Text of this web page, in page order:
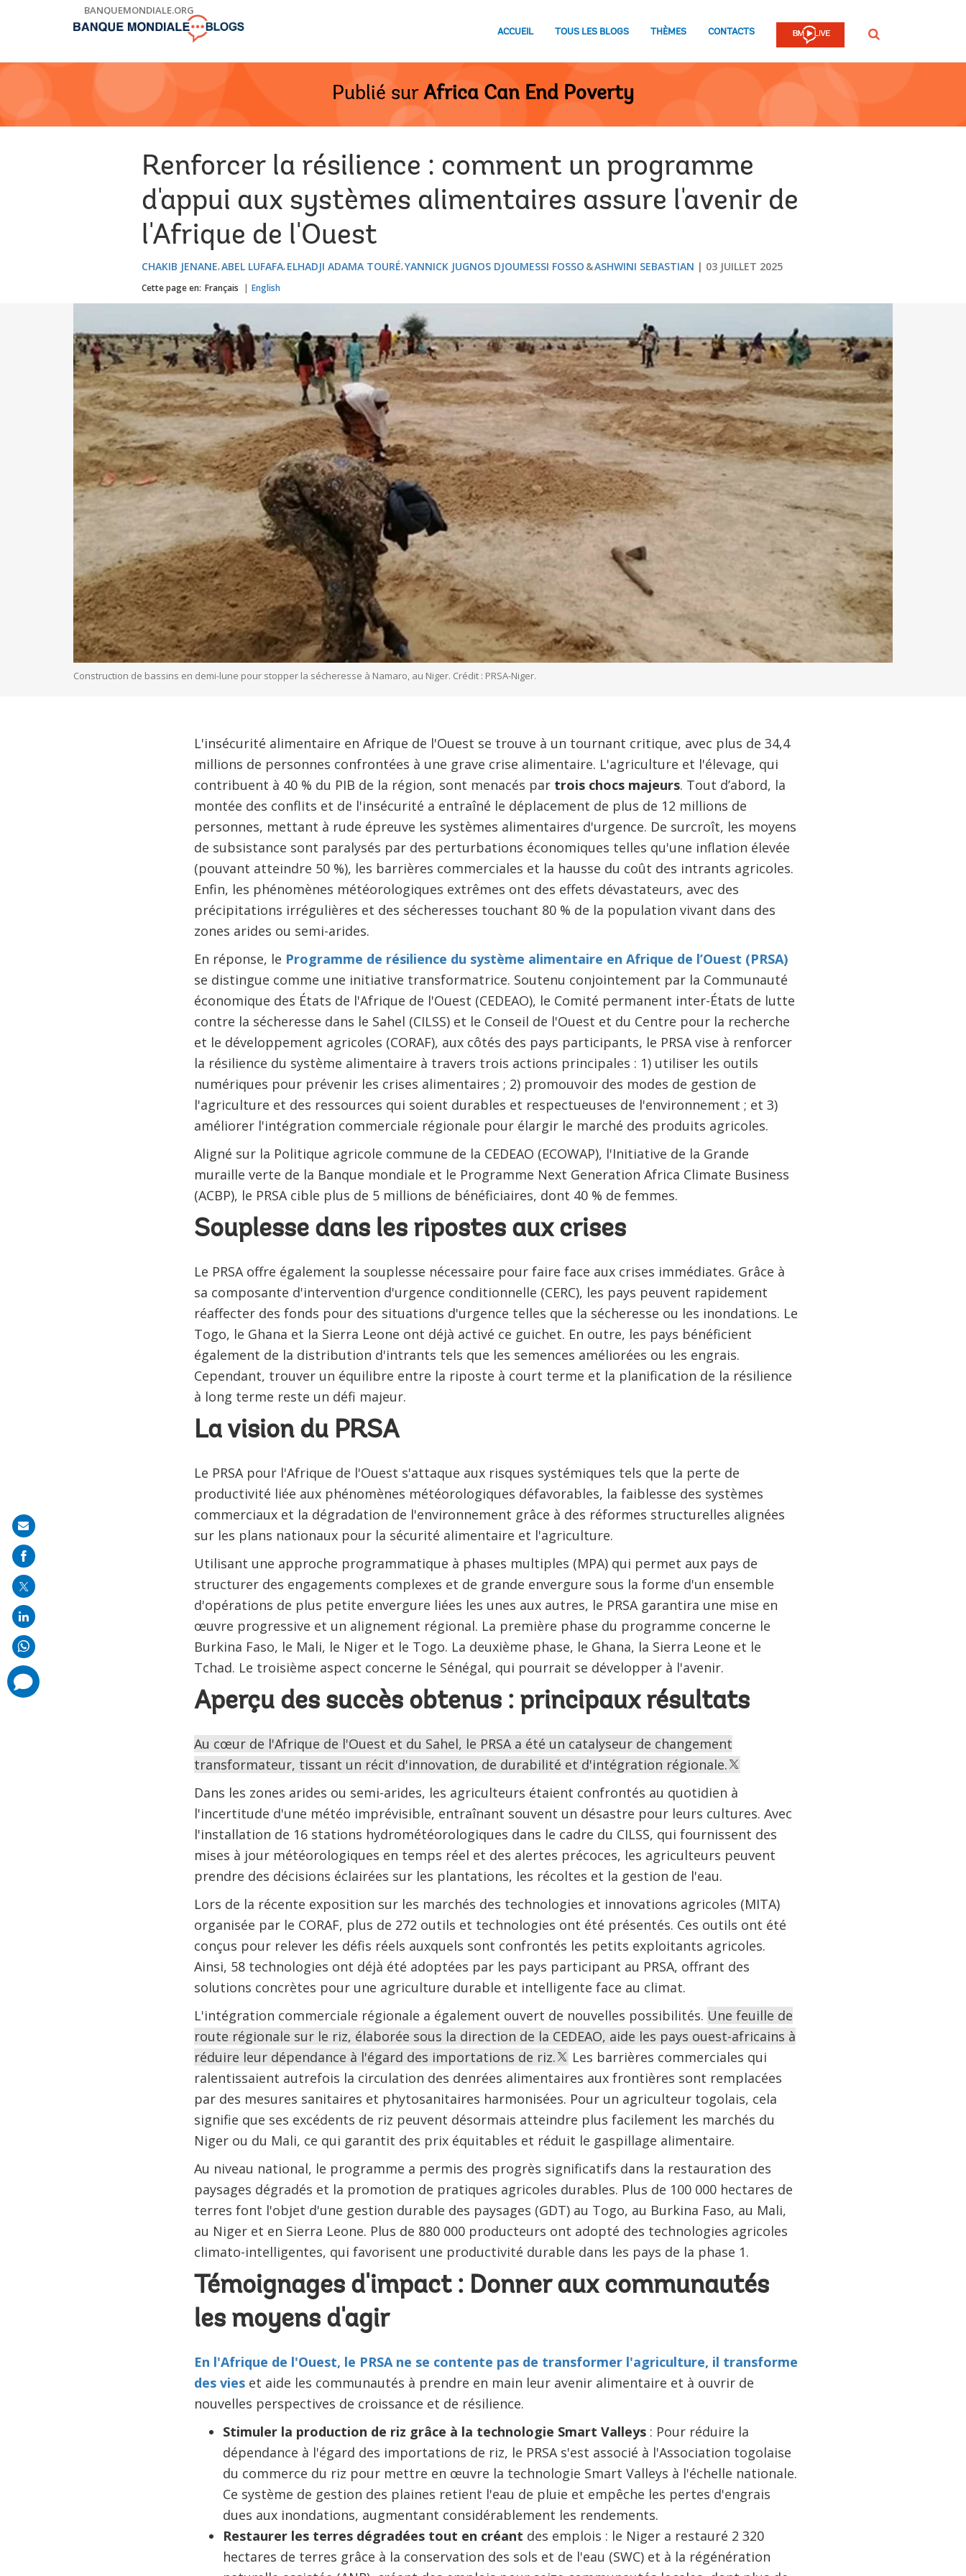
BANQUEMONDIALE.ORG
ACCUEIL TOUS LES BLOGS THÈMES CONTACTS Rechercher
Publié sur Africa Can End Poverty
Renforcer la résilience : comment un programme
d'appui aux systèmes alimentaires assure l'avenir de
l'Afrique de l'Ouest
CHAKIB JENANE ABEL LUFAFA ELHADJI ADAMA TOURÉ YANNICK JUGNOS DJOUMESSI FOSSO ASHWINI SEBASTIAN 03 JUILLET 2025
Cette page en: Français English
Construction de bassins en demi-lune pour stopper la sécheresse à Namaro, au Niger. Crédit : PRSA-Niger.
L'insécurité alimentaire en Afrique de l'Ouest se trouve à un tournant critique, avec plus de 34,4
millions de personnes confrontées à une grave crise alimentaire. L'agriculture et l'élevage, qui
contribuent à 40 % du PIB de la région, sont menacés par trois chocs majeurs. Tout d’abord, la
montée des conflits et de l'insécurité a entraîné le déplacement de plus de 12 millions de
personnes, mettant à rude épreuve les systèmes alimentaires d'urgence. De surcroît, les moyens
de subsistance sont paralysés par des perturbations économiques telles qu'une inflation élevée
(pouvant atteindre 50 %), les barrières commerciales et la hausse du coût des intrants agricoles.
Enfin, les phénomènes météorologiques extrêmes ont des effets dévastateurs, avec des
précipitations irrégulières et des sécheresses touchant 80 % de la population vivant dans des
zones arides ou semi-arides.
En réponse, le Programme de résilience du système alimentaire en Afrique de l’Ouest (PRSA)
se distingue comme une initiative transformatrice. Soutenu conjointement par la Communauté
économique des États de l'Afrique de l'Ouest (CEDEAO), le Comité permanent inter-États de lutte
contre la sécheresse dans le Sahel (CILSS) et le Conseil de l'Ouest et du Centre pour la recherche
et le développement agricoles (CORAF), aux côtés des pays participants, le PRSA vise à renforcer
la résilience du système alimentaire à travers trois actions principales : 1) utiliser les outils
numériques pour prévenir les crises alimentaires ; 2) promouvoir des modes de gestion de
l'agriculture et des ressources qui soient durables et respectueuses de l'environnement ; et 3)
améliorer l'intégration commerciale régionale pour élargir le marché des produits agricoles.
Aligné sur la Politique agricole commune de la CEDEAO (ECOWAP), l'Initiative de la Grande
muraille verte de la Banque mondiale et le Programme Next Generation Africa Climate Business
(ACBP), le PRSA cible plus de 5 millions de bénéficiaires, dont 40 % de femmes.
Souplesse dans les ripostes aux crises
Le PRSA offre également la souplesse nécessaire pour faire face aux crises immédiates. Grâce à
sa composante d'intervention d'urgence conditionnelle (CERC), les pays peuvent rapidement
réaffecter des fonds pour des situations d'urgence telles que la sécheresse ou les inondations. Le
Togo, le Ghana et la Sierra Leone ont déjà activé ce guichet. En outre, les pays bénéficient
également de la distribution d'intrants tels que les semences améliorées ou les engrais.
Cependant, trouver un équilibre entre la riposte à court terme et la planification de la résilience
à long terme reste un défi majeur.
La vision du PRSA
Le PRSA pour l'Afrique de l'Ouest s'attaque aux risques systémiques tels que la perte de
productivité liée aux phénomènes météorologiques défavorables, la faiblesse des systèmes
commerciaux et la dégradation de l'environnement grâce à des réformes structurelles alignées
sur les plans nationaux pour la sécurité alimentaire et l'agriculture.
Utilisant une approche programmatique à phases multiples (MPA) qui permet aux pays de
structurer des engagements complexes et de grande envergure sous la forme d'un ensemble
d'opérations de plus petite envergure liées les unes aux autres, le PRSA garantira une mise en
œuvre progressive et un alignement régional. La première phase du programme concerne le
Burkina Faso, le Mali, le Niger et le Togo. La deuxième phase, le Ghana, la Sierra Leone et le
Tchad. Le troisième aspect concerne le Sénégal, qui pourrait se développer à l'avenir.
Aperçu des succès obtenus : principaux résultats
Au cœur de l'Afrique de l'Ouest et du Sahel, le PRSA a été un catalyseur de changement
transformateur, tissant un récit d'innovation, de durabilité et d'intégration régionale.
Dans les zones arides ou semi-arides, les agriculteurs étaient confrontés au quotidien à
l'incertitude d'une météo imprévisible, entraînant souvent un désastre pour leurs cultures. Avec
l'installation de 16 stations hydrométéorologiques dans le cadre du CILSS, qui fournissent des
mises à jour météorologiques en temps réel et des alertes précoces, les agriculteurs peuvent
prendre des décisions éclairées sur les plantations, les récoltes et la gestion de l'eau.
Lors de la récente exposition sur les marchés des technologies et innovations agricoles (MITA)
organisée par le CORAF, plus de 272 outils et technologies ont été présentés. Ces outils ont été
conçus pour relever les défis réels auxquels sont confrontés les petits exploitants agricoles.
Ainsi, 58 technologies ont déjà été adoptées par les pays participant au PRSA, offrant des
solutions concrètes pour une agriculture durable et intelligente face au climat.
L'intégration commerciale régionale a également ouvert de nouvelles possibilités. Une feuille de
route régionale sur le riz, élaborée sous la direction de la CEDEAO, aide les pays ouest-africains à
réduire leur dépendance à l'égard des importations de riz.
Les barrières commerciales qui
ralentissaient autrefois la circulation des denrées alimentaires aux frontières sont remplacées
par des mesures sanitaires et phytosanitaires harmonisées. Pour un agriculteur togolais, cela
signifie que ses excédents de riz peuvent désormais atteindre plus facilement les marchés du
Niger ou du Mali, ce qui garantit des prix équitables et réduit le gaspillage alimentaire.
Au niveau national, le programme a permis des progrès significatifs dans la restauration des
paysages dégradés et la promotion de pratiques agricoles durables. Plus de 100 000 hectares de
terres font l'objet d'une gestion durable des paysages (GDT) au Togo, au Burkina Faso, au Mali,
au Niger et en Sierra Leone. Plus de 880 000 producteurs ont adopté des technologies agricoles
climato-intelligentes, qui favorisent une productivité durable dans les pays de la phase 1.
Témoignages d'impact : Donner aux communautés
les moyens d'agir
En l'Afrique de l'Ouest, le PRSA ne se contente pas de transformer l'agriculture, il transforme
des vieset aide les communautés à prendre en main leur avenir alimentaire et à ouvrir de
nouvelles perspectives de croissance et de résilience.
Stimuler la production de riz grâce à la technologie Smart Valleys : Pour réduire la
dépendance à l'égard des importations de riz, le PRSA s'est associé à l'Association togolaise
du commerce du riz pour mettre en œuvre la technologie Smart Valleys à l'échelle nationale.
Ce système de gestion des plaines retient l'eau de pluie et empêche les pertes d'engrais
dues aux inondations, augmentant considérablement les rendements.
Restaurer les terres dégradées tout en créant des emplois : le Niger a restauré 2 320
hectares de terres grâce à la conservation des sols et de l'eau (SWC) et à la régénération
Share
on
mail
comments
added